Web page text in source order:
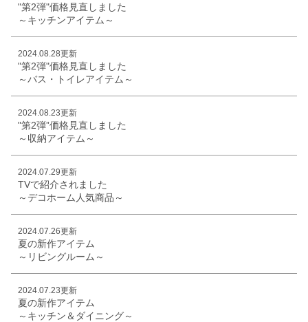
"第2弾"価格見直しました
～キッチンアイテム～
2024.08.28更新
"第2弾"価格見直しました
～バス・トイレアイテム～
2024.08.23更新
"第2弾”価格見直しました
～収納アイテム～
2024.07.29更新
TVで紹介されました
～デコホーム人気商品～
2024.07.26更新
夏の新作アイテム
～リビングルーム～
2024.07.23更新
夏の新作アイテム
～キッチン＆ダイニング～